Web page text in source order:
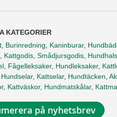
KATEGORIER
Burinredning Kaninburar,
Kattgodis Smådjursgodis
Fågelleksaker, Hundleksaker,
Hundselar, Kattselar, Hundtäcken
, Kattväskor, Hundmatskålar,
på nyhetsbrev